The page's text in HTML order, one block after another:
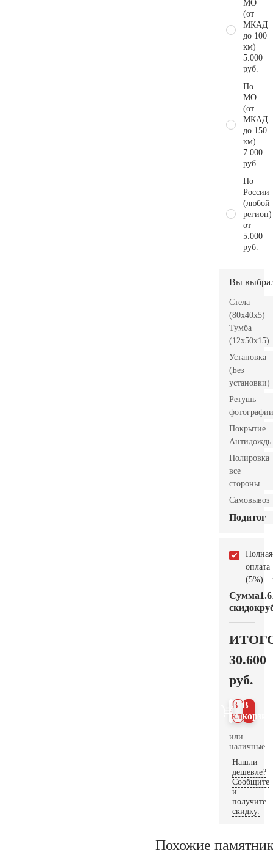
МО
(от
МКАД
до 100
км)
5.000
руб.
По
МО
(от
МКАД
до 150
км)
7.000
руб.
По
России
(любой
регион)
от
5.000
руб.
Вы
Стела
(80x40x5)
Тумба
(12x50x15)
Установка
(Без
установки)
Ретушь
фотографии
Покрытие
Антидождь
Полировка
все
стороны
Самовывоз
Подитог
Полная
оплата
(5%)
Сумма
скидок
30.600
руб.
В
В 1
клик
или
наличные.
Нашли
дешевле?
Сообщите
и
получите
скидку.
Похожие